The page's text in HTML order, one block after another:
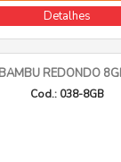
Detalhes
REDONDO
Cod.: 038-8GB